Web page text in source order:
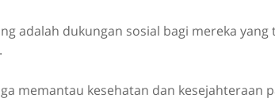
adalah dukungan sosial bagi mereka
memantau kesehatan dan kesejahteraan